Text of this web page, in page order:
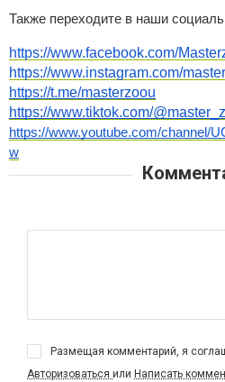
Также переходите в наши
https://www.facebook.com/
https://www.instagram.com/
https://t.me/masterzoou
https://www.tiktok.com/
https://www.youtube.com/channel/
w
Размещая комментарий, я
Авторизоваться или Написать